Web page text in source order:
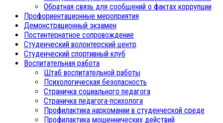
Обратная связь для сообщений о фактах коррупции
Профориентационные мероприятия
Демонстрационный экзамен
Постинтернатное сопровождение
Студенческий волонтерский центр
Студенческий спортивный клуб
Воспитательная работа
Штаб воспитательной работы
Психологическая безопасность
Страничка социального педагога
Страничка педагога-психолога
Профилактика наркомании в студенческой среде
Профилактика мошеннических действий